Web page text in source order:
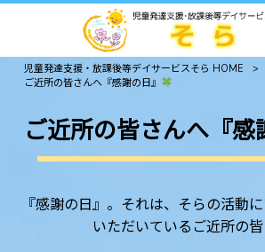
児童発達支援・放課後等デイサービスそら HOME
>
ご近所の皆さんへ『感謝の日』
ご近所の皆さんへ『感
『感謝の日』。それは、そらの活動
いただいているご近所の